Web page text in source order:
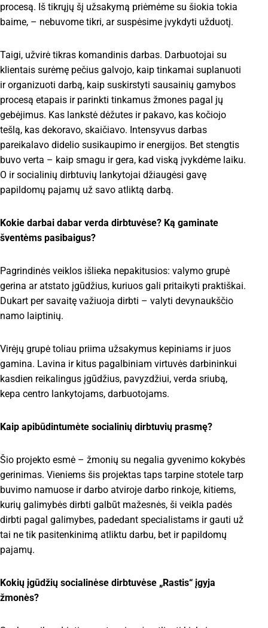
procesą. Iš tikrųjų šį užsakymą priėmėme su šiokia tokia
baime, – nebuvome tikri, ar suspėsime įvykdyti užduotį.
Taigi, užvirė tikras komandinis darbas. Darbuotojai su
klientais surėmę pečius galvojo, kaip tinkamai suplanuoti
ir organizuoti darbą, kaip suskirstyti sausainių gamybos
procesą etapais ir parinkti tinkamus žmones pagal jų
gebėjimus. Kas lankstė dėžutes ir pakavo, kas kočiojo
tešlą, kas dekoravo, skaičiavo. Intensyvus darbas
pareikalavo didelio susikaupimo ir energijos. Bet stengtis
buvo verta – kaip smagu ir gera, kad viską įvykdėme laiku.
O ir socialinių dirbtuvių lankytojai džiaugėsi gavę
papildomų pajamų už savo atliktą darbą.
Kokie darbai dabar verda dirbtuvėse? Ką gaminate
šventėms pasibaigus?
Pagrindinės veiklos išlieka nepakitusios: valymo grupė
gerina ar atstato įgūdžius, kuriuos gali pritaikyti praktiškai.
Dukart per savaitę važiuoja dirbti – valyti devynaukščio
namo laiptinių.
Virėjų grupė toliau priima užsakymus kepiniams ir juos
gamina. Lavina ir kitus pagalbiniam virtuvės darbininkui
kasdien reikalingus įgūdžius, pavyzdžiui, verda sriubą,
kepa centro lankytojams, darbuotojams.
Kaip apibūdintumėte socialinių dirbtuvių prasmę?
Šio projekto esmė – žmonių su negalia gyvenimo kokybės
gerinimas. Vieniems šis projektas taps tarpine stotele tarp
buvimo namuose ir darbo atviroje darbo rinkoje, kitiems,
kurių galimybės dirbti galbūt mažesnės, ši veikla padės
dirbti pagal galimybes, padedant specialistams ir gauti už
tai ne tik pasitenkinimą atliktu darbu, bet ir papildomų
pajamų.
Kokių įgūdžių socialinėse dirbtuvėse „Rastis“ įgyja
žmonės?